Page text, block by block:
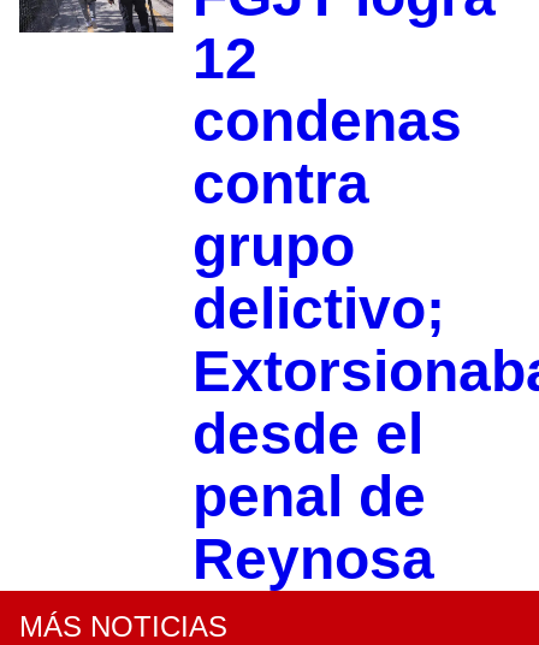
12
condenas
contra
grupo
delictivo;
desde el
penal de
Reynosa
MÁS NOTICIAS